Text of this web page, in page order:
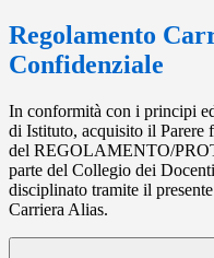
Regolamento
Confidenziale
In conformità con i principi
di Istituto, acquisito il Parere
del REGOLAMENTO/
parte del Collegio dei
disciplinato tramite il
Carriera Alias.